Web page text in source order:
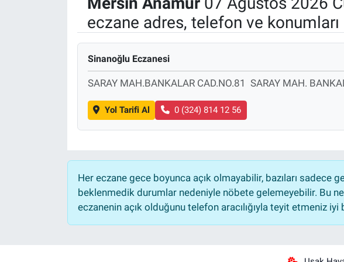
eczane adres, telefon ve konumları
Sinanoğlu Eczanesi
SARAY MAH.BANKALAR CAD.NO.81 SARAY MAH.
Yol Tarifi Al 0 (324) 814 12 56
Her eczane gece boyunca açık olmayabilir, bazıları sadece
beklenmedik durumlar nedeniyle nöbete gelemeyebilir. Bu
eczanenin açık olduğunu telefon aracılığıyla teyit etmeniz iyi